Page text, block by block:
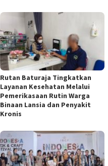
Rutan Baturaja Tingkatkan
Layanan Kesehatan Melalui
Pemerikasaan Rutin Warga
Binaan Lansia dan Penyakit
Kronis